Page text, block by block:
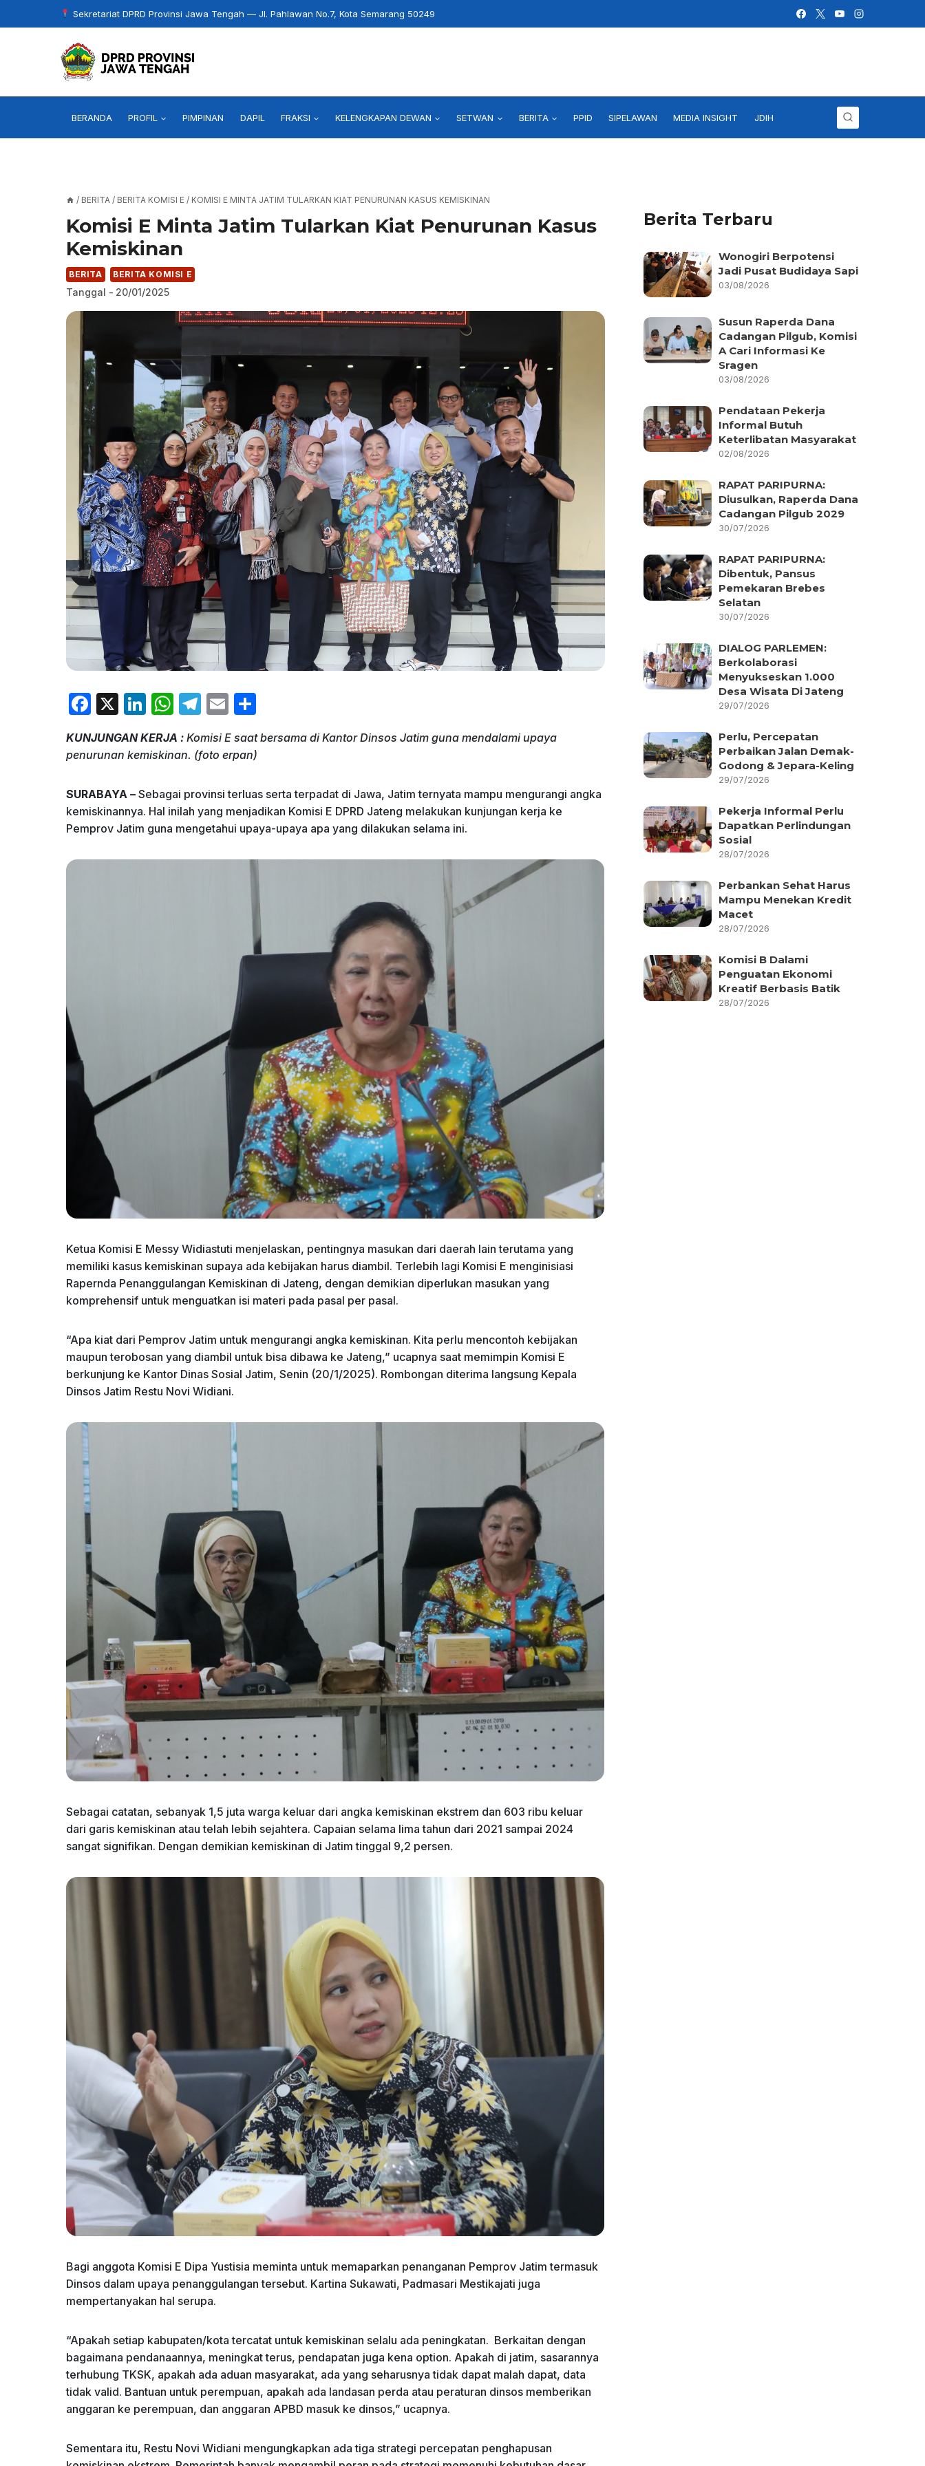
to
Sekretariat DPRD Provinsi Jawa Tengah — Jl. Pahlawan No.7, Kota Semarang 50249
BERANDA PROFIL PIMPINAN DAPIL FRAKSI KELENGKAPAN DEWAN SETWAN BERITA PPID SIPELAWAN MEDIA INSIGHT JDIH
/ BERITA / BERITA KOMISI E / KOMISI E MINTA JATIM TULARKAN KIAT PENURUNAN KASUS KEMISKINAN
Komisi E Minta Jatim Tularkan Kiat Penurunan Kasus
Kemiskinan
BERITA BERITA KOMISI E
Tanggal - 20/01/2025
F
c
b
o
o
k
X
Li
k
dI
n
W
at
A
p
p
T
e
a
m
E
ai
l
ar
KUNJUNGAN KERJA : Komisi E saat bersama di Kantor Dinsos Jatim guna mendalami upaya
penurunan kemiskinan. (foto erpan)
SURABAYA – Sebagai provinsi terluas serta terpadat di Jawa, Jatim ternyata mampu mengurangi angka
kemiskinannya. Hal inilah yang menjadikan Komisi E DPRD Jateng melakukan kunjungan kerja ke
Pemprov Jatim guna mengetahui upaya-upaya apa yang dilakukan selama ini.
Ketua Komisi E Messy Widiastuti menjelaskan, pentingnya masukan dari daerah lain terutama yang
memiliki kasus kemiskinan supaya ada kebijakan harus diambil. Terlebih lagi Komisi E menginisiasi
Rapernda Penanggulangan Kemiskinan di Jateng, dengan demikian diperlukan masukan yang
komprehensif untuk menguatkan isi materi pada pasal per pasal.
“Apa kiat dari Pemprov Jatim untuk mengurangi angka kemiskinan. Kita perlu mencontoh kebijakan
maupun terobosan yang diambil untuk bisa dibawa ke Jateng,” ucapnya saat memimpin Komisi E
berkunjung ke Kantor Dinas Sosial Jatim, Senin (20/1/2025). Rombongan diterima langsung Kepala
Dinsos Jatim Restu Novi Widiani.
Sebagai catatan, sebanyak 1,5 juta warga keluar dari angka kemiskinan ekstrem dan 603 ribu keluar
dari garis kemiskinan atau telah lebih sejahtera. Capaian selama lima tahun dari 2021 sampai 2024
sangat signifikan. Dengan demikian kemiskinan di Jatim tinggal 9,2 persen.
Bagi anggota Komisi E Dipa Yustisia meminta untuk memaparkan penanganan Pemprov Jatim termasuk
Dinsos dalam upaya penanggulangan tersebut. Kartina Sukawati, Padmasari Mestikajati juga
mempertanyakan hal serupa.
“Apakah setiap kabupaten/kota tercatat untuk kemiskinan selalu ada peningkatan. Berkaitan dengan
bagaimana pendanaannya, meningkat terus, pendapatan juga kena option. Apakah di jatim, sasarannya
terhubung TKSK, apakah ada aduan masyarakat, ada yang seharusnya tidak dapat malah dapat, data
tidak valid. Bantuan untuk perempuan, apakah ada landasan perda atau peraturan dinsos memberikan
anggaran ke perempuan, dan anggaran APBD masuk ke dinsos,” ucapnya.
Sementara itu, Restu Novi Widiani mengungkapkan ada tiga strategi percepatan penghapusan
Berita Terbaru
Wonogiri Berpotensi
Jadi Pusat Budidaya Sapi
03/08/2026
Susun Raperda Dana
Cadangan Pilgub, Komisi
A Cari Informasi Ke
Sragen
03/08/2026
Pendataan Pekerja
Informal Butuh
Keterlibatan Masyarakat
02/08/2026
RAPAT PARIPURNA:
Diusulkan, Raperda Dana
Cadangan Pilgub 2029
30/07/2026
RAPAT PARIPURNA:
Dibentuk, Pansus
Pemekaran Brebes
Selatan
30/07/2026
DIALOG PARLEMEN:
Berkolaborasi
Menyukseskan 1.000
Desa Wisata Di Jateng
29/07/2026
Perlu, Percepatan
Perbaikan Jalan Demak-
Godong & Jepara-Keling
29/07/2026
Pekerja Informal Perlu
Dapatkan Perlindungan
Sosial
28/07/2026
Perbankan Sehat Harus
Mampu Menekan Kredit
Macet
28/07/2026
Komisi B Dalami
Penguatan Ekonomi
Kreatif Berbasis Batik
28/07/2026